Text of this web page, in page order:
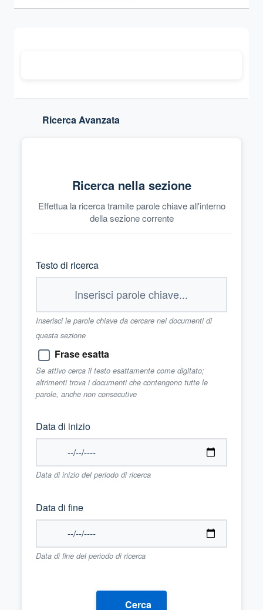
Ricerca Avanzata
Ricerca nella sezione
Effettua la ricerca tramite parole chiave all'interno
della sezione corrente
Testo di ricerca
Inserisci le parole chiave da cercare nei documenti di
questa sezione
Frase esatta
Se attivo cerca il testo esattamente come digitato;
altrimenti trova i documenti che contengono tutte le
parole, anche non consecutive
Data di inizio
Data di inizio del periodo di ricerca
Data di fine
Data di fine del periodo di ricerca
Cerca